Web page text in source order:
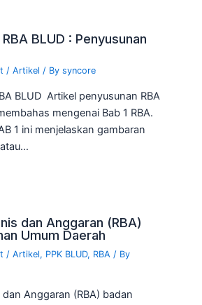
BLUD : Penyusunan
/Artikel / Bysyncore
BLUD Artikel penyusunan RBA
mengenai Bab 1 RBA.
1 ini menjelaskan gambaran
dan Anggaran (RBA)
Umum Daerah
/Artikel, PPK BLUD, RBA / By
dan Anggaran (RBA) badan